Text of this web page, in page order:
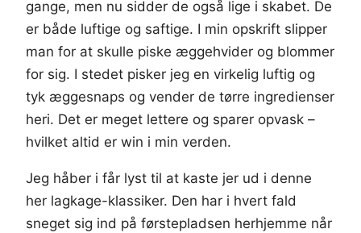
gange, men nu sidder de også lige i skabet. De
er både luftige og saftige. I min opskrift slipper
man for at skulle piske æggehvider og blommer
for sig. I stedet pisker jeg en virkelig luftig og
tyk æggesnaps og vender de tørre ingredienser
heri. Det er meget lettere og sparer opvask –
hvilket altid er win i min verden.
Jeg håber i får lyst til at kaste jer ud i denne
her lagkage-klassiker. Den har i hvert fald
sneget sig ind på førstepladsen herhjemme når